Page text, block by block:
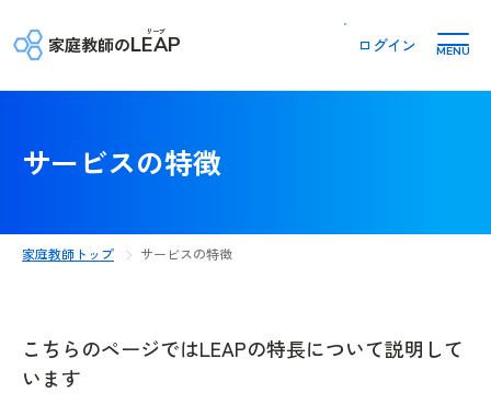
家庭教師のLEAP
リープ
ログイン MENU
サービスの特徴
家庭教師トップ サービスの特徴
こちらのページではLEAPの特長について説明して
います